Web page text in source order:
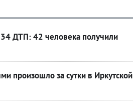
ДТП: 42 человека получили
произошло за сутки в Иркутской